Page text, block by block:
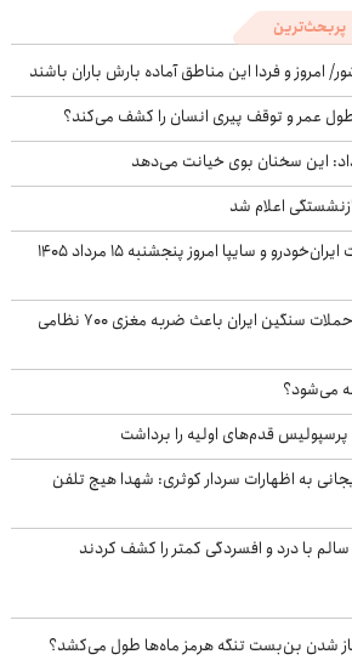
پربحث‌ترین
امروز و فردا این مناطق آماده بارش باران باشند
این سخنان بوی خیانت می‌دهد
اعلام شد
تغییر تند قیمت محصولات ایران‌خودرو و سایپا امروز پنجشنبه ۱۵ مرداد ۱۴۰۵
آسوشیتدپرس افشا کرد: حملات سنگین ایران باعث ضربه مغزی ۷۰۰ نظامی
می‌شود؟
قدم‌های اولیه را برداشت
به اظهارات سردار کوثری: شهدا هیچ تلفن
با درد و افسردگی کمتر را کشف کردند
باز شدن بن‌بست تنگه هرمز ماه‌ها طول می‌کشد؟